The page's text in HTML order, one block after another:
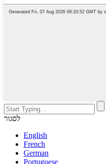
לסגור
English
French
German
Portuguese